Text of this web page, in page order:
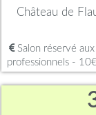
Château de
Salon réservé aux
professionnels -